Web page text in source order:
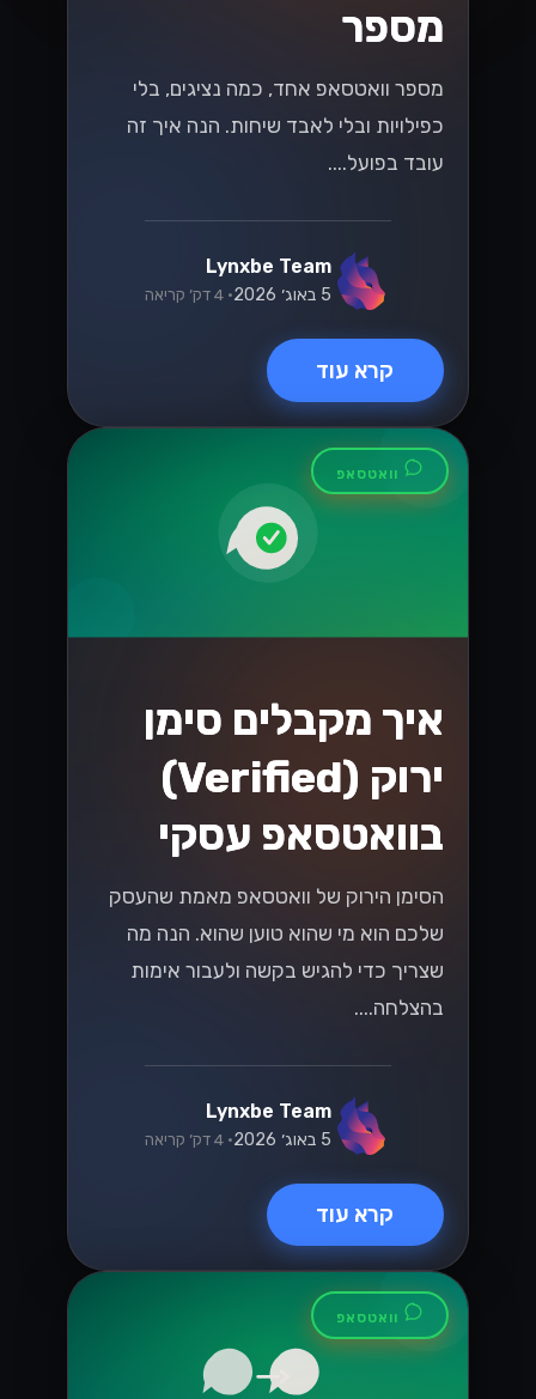
מספר
מספר וואטסאפ אחד, כמה נציגים, בלי
כפילויות ובלי לאבד שיחות. הנה איך זה
עובד בפועל....
Lynxbe Team
5 באוג׳ 2026 • 4 דק׳ קריאה
קרא עוד
וואטסאפ
איך מקבלים סימן
ירוק (Verified)
בוואטסאפ עסקי
הסימן הירוק של וואטסאפ מאמת שהעסק
שלכם הוא מי שהוא טוען שהוא. הנה מה
שצריך כדי להגיש בקשה ולעבור אימות
בהצלחה....
Lynxbe Team
5 באוג׳ 2026 • 4 דק׳ קריאה
קרא עוד
וואטסאפ